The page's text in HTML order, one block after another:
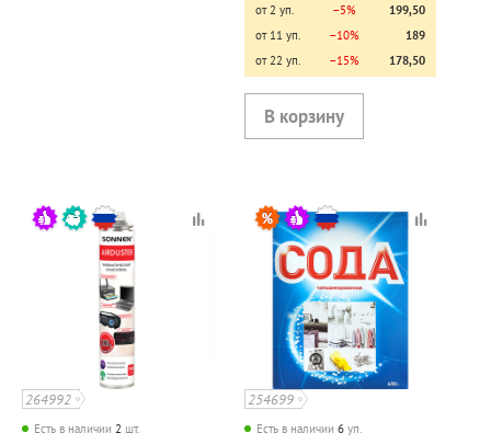
от 2 уп.
−5%
199,50
от 11 уп.
−10%
189
от 22 уп.
−15% 178,50
264992
Есть в наличии 2 шт.
254699
Есть в наличии 6 уп.